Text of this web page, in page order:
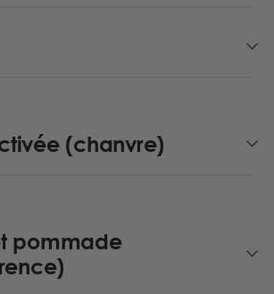
(chanvre)
pommade